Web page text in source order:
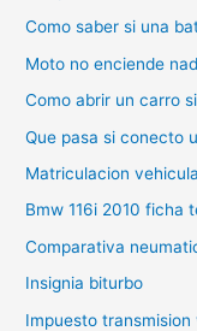
Como saber si una
Moto no enciende
Como abrir un carro
Que pasa si conecto
Matriculacion
Bmw 116i 2010 ficha
Comparativa
Insignia biturbo
Impuesto transmision